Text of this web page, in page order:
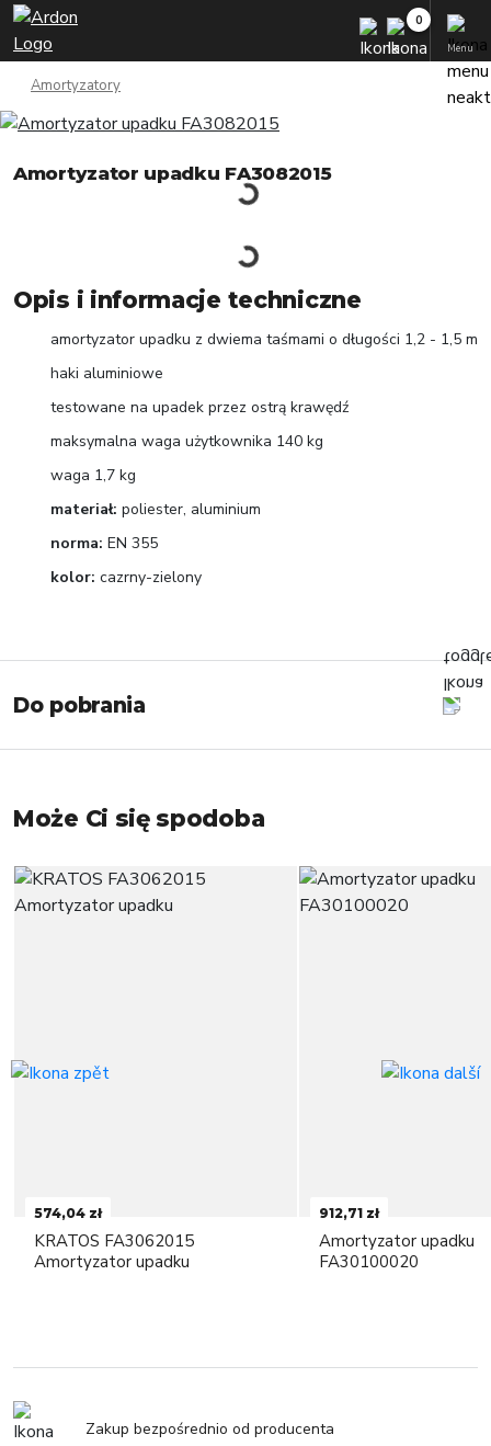
Menu
Amortyzatory
Amortyzator upadku FA3082015
Opis i informacje techniczne
amortyzator upadku z dwiema taśmami o długości 1,2 - 1,5 m
haki aluminiowe
testowane na upadek przez ostrą krawędź
maksymalna waga użytkownika 140 kg
waga 1,7 kg
materiał: poliester, aluminium
norma: EN 355
kolor: cazrny-zielony
Do pobrania
Może Ci się spodoba
574,04 zł
KRATOS FA3062015
Amortyzator upadku
912,71 zł
Amortyzator upadku
FA30100020
Zakup bezpośrednio od producenta